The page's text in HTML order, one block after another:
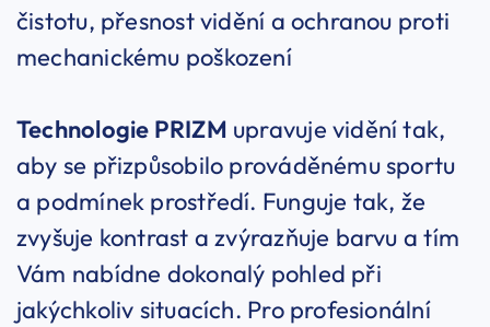
čistotu, přesnost vidění a ochranou proti
mechanickému poškození
Technologie PRIZM upravuje vidění tak,
aby se přizpůsobilo prováděnému sportu
a podmínek prostředí. Funguje tak, že
zvyšuje kontrast a zvýrazňuje barvu a tím
Vám nabídne dokonalý pohled při
jakýchkoliv situacích. Pro profesionální